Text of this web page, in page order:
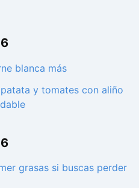
blanca más
y tomates con aliño
grasas si buscas perder